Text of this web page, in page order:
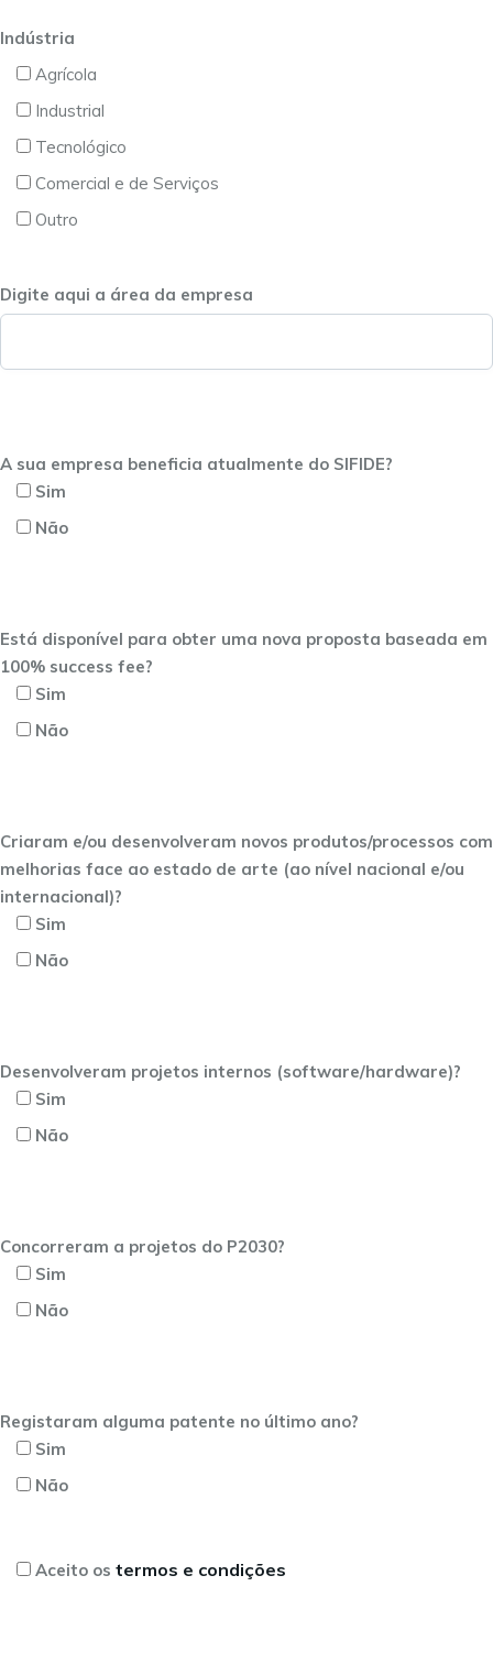
Indústria
Agrícola
Industrial
Tecnológico
Comercial e de Serviços
Outro
Digite aqui a área da empresa
A sua empresa beneficia atualmente do SIFIDE?
Sim
Não
Está disponível para obter uma nova proposta baseada em
100% success fee?
Sim
Não
Criaram e/ou desenvolveram novos produtos/processos com
melhorias face ao estado de arte (ao nível nacional e/ou
internacional)?
Sim
Não
Desenvolveram projetos internos (software/hardware)?
Sim
Não
Concorreram a projetos do P2030?
Sim
Não
Registaram alguma patente no último ano?
Sim
Não
Aceito os termos e condições